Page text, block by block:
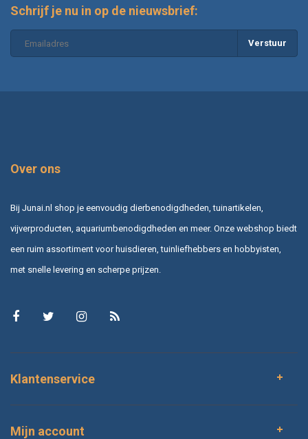
Schrijf je nu in op de nieuwsbrief:
Verstuur
Over ons
Bij Junai.nl shop je eenvoudig dierbenodigdheden, tuinartikelen,
vijverproducten, aquariumbenodigdheden en meer. Onze webshop biedt
een ruim assortiment voor huisdieren, tuinliefhebbers en hobbyisten,
met snelle levering en scherpe prijzen.
Klantenservice
Mijn account